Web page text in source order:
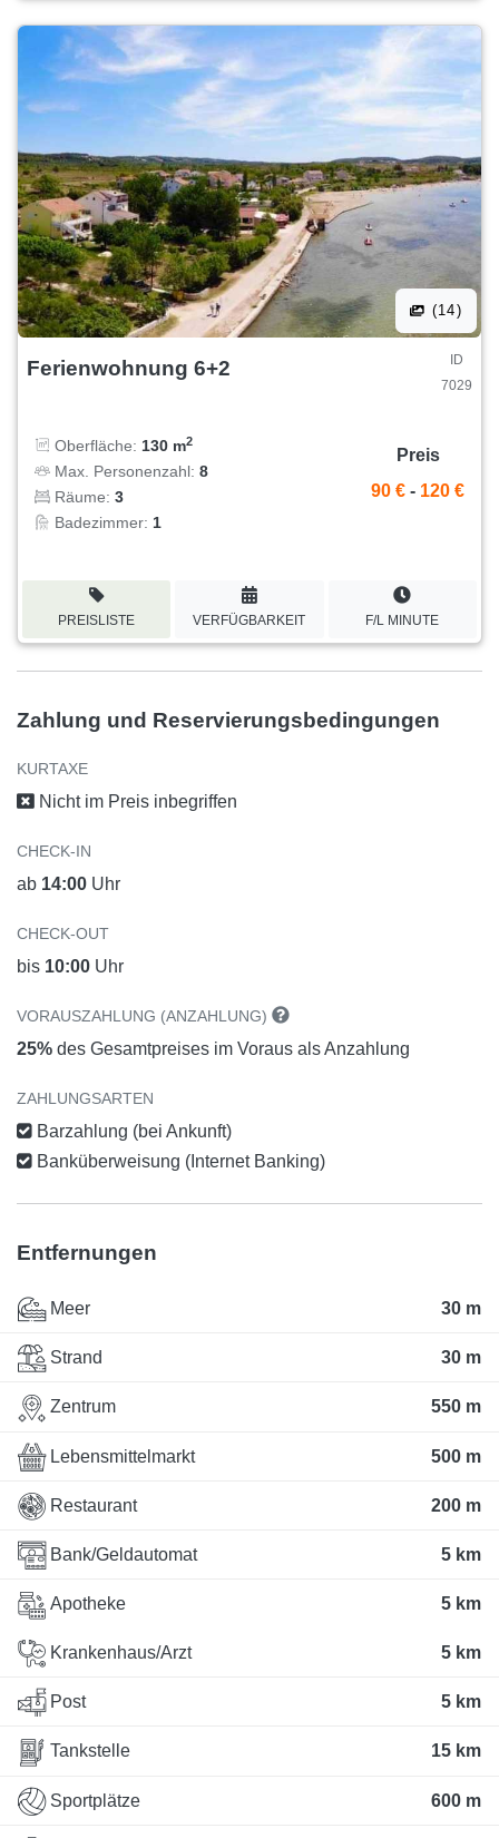
(14)
Ferienwohnung 6+2
ID
7029
Oberfläche: 130 m2
Max. Personenzahl: 8
Räume: 3
Badezimmer: 1
Preis
90 € - 120 €
PREISLISTE VERFÜGBARKEIT F/L MINUTE
Zahlung und Reservierungsbedingungen
KURTAXE
Nicht im Preis inbegriffen
CHECK-IN
ab 14:00 Uhr
CHECK-OUT
bis 10:00 Uhr
VORAUSZAHLUNG (ANZAHLUNG)
25% des Gesamtpreises im Voraus als Anzahlung
ZAHLUNGSARTEN
Barzahlung (bei Ankunft)
Banküberweisung (Internet Banking)
Entfernungen
Meer 30 m
Strand 30 m
Zentrum 550 m
Lebensmittelmarkt 500 m
Restaurant 200 m
Bank/Geldautomat 5 km
Apotheke 5 km
Krankenhaus/Arzt 5 km
Post 5 km
Tankstelle 15 km
Sportplätze 600 m